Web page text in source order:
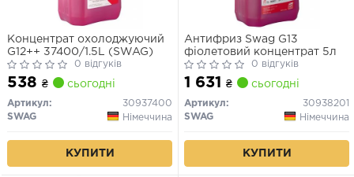
Концентрат охолоджуючий
G12++ 37400/1.5L (SWAG)
0 відгуків
538 ₴ сьогодні
Артикул:
30937400
SWAG
Німеччина
КУПИТИ
Антифриз Swag G13
фіолетовий концентрат 5л
0 відгуків
1 631 ₴ сьогодні
Артикул:
30938201
SWAG
Німеччина
КУПИТИ